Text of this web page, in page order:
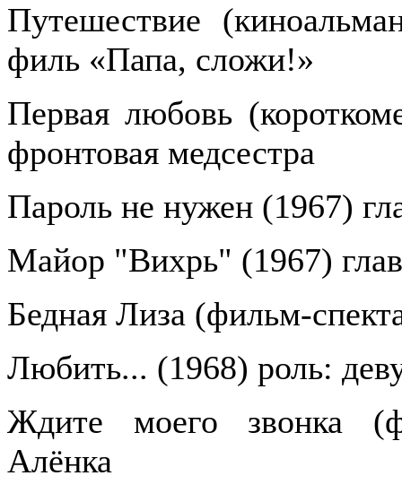
Путешествие
филь «Папа, сложи!»
Первая любовь
фронтовая медсестра
Пароль не нужен (1967)
Майор "Вихрь" (1967)
Бедная Лиза (фильм-
Любить... (1968) роль:
Ждите моего звонка
Алёнка